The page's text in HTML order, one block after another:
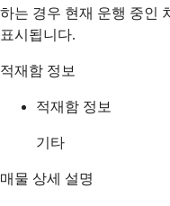
하는 경우 현재 운행 중인
표시됩니다.
적재함 정보
적재함 정보
기타
매물 상세 설명